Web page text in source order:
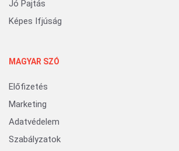
Jó Pajtás
Képes Ifjúság
MAGYAR SZÓ
Előfizetés
Marketing
Adatvédelem
Szabályzatok